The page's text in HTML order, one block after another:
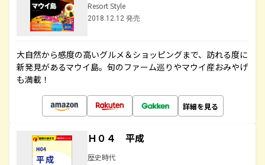
Resort Style
2018.12.12 発売
大自然から感度の高いグルメ＆ショッピングまで、訪れる度に
新発見があるマウイ島。旬のファーム巡りやマウイ産おみやげ
も満載！
詳細を見る
Ｈ０４ 平成
歴史時代